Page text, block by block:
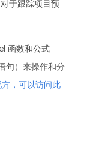
于跟踪项目预
函数和公式
句）来操作和分
，可以访问此